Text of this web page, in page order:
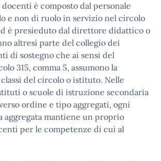
è composto dal personale
e non di ruolo in servizio nel circolo
è presieduto dal direttore didattico o
altresì parte del collegio dei
di sostegno che ai sensi del
315, comma 5, assumono la
del circolo o istituto. Nelle
o scuole di istruzione secondaria
ordine e tipo aggregati, ogni
aggregata mantiene un proprio
per le competenze di cui al